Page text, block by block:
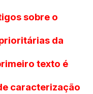
sobre o
da
texto é
caracterização